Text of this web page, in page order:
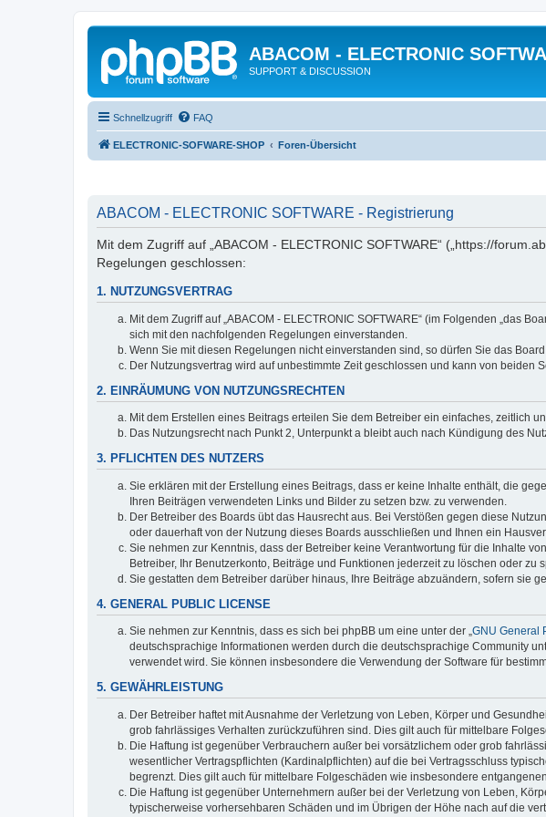
ABACOM - ELECTRONIC
SUPPORT & DISCUSSION
Schnellzugriff FAQ
ELECTRONIC-SOFWARE-SHOP Foren-Übersicht
ABACOM - ELECTRONIC SOFTWARE - Registrierung
Mit dem Zugriff auf „ABACOM - ELECTRONIC SOFTWARE“ („https://
Regelungen geschlossen:
1. NUTZUNGSVERTRAG
Mit dem Zugriff auf „ABACOM - ELECTRONIC SOFTWARE“ (im Folgenden „das
sich mit den nachfolgenden Regelungen einverstanden.
Wenn Sie mit diesen Regelungen nicht einverstanden sind, so dürfen Sie das
Der Nutzungsvertrag wird auf unbestimmte Zeit geschlossen und kann von beiden
2. EINRÄUMUNG VON NUTZUNGSRECHTEN
Mit dem Erstellen eines Beitrags erteilen Sie dem Betreiber ein einfaches, zeitlich
Das Nutzungsrecht nach Punkt 2, Unterpunkt a bleibt auch nach Kündigung des
3. PFLICHTEN DES NUTZERS
Sie erklären mit der Erstellung eines Beitrags, dass er keine Inhalte enthält, die
Ihren Beiträgen verwendeten Links und Bilder zu setzen bzw. zu verwenden.
Der Betreiber des Boards übt das Hausrecht aus. Bei Verstößen gegen diese
oder dauerhaft von der Nutzung dieses Boards ausschließen und Ihnen ein
Sie nehmen zur Kenntnis, dass der Betreiber keine Verantwortung für die Inhalte
Betreiber, Ihr Benutzerkonto, Beiträge und Funktionen jederzeit zu löschen oder zu
Sie gestatten dem Betreiber darüber hinaus, Ihre Beiträge abzuändern, sofern sie
4. GENERAL PUBLIC LICENSE
Sie nehmen zur Kenntnis, dass es sich bei phpBB um eine unter der „GNU General
deutschsprachige Informationen werden durch die deutschsprachige Community
verwendet wird. Sie können insbesondere die Verwendung der Software für
5. GEWÄHRLEISTUNG
Der Betreiber haftet mit Ausnahme der Verletzung von Leben, Körper und
grob fahrlässiges Verhalten zurückzuführen sind. Dies gilt auch für mittelbare
Die Haftung ist gegenüber Verbrauchern außer bei vorsätzlichem oder grob
wesentlicher Vertragspflichten (Kardinalpflichten) auf die bei Vertragsschluss
begrenzt. Dies gilt auch für mittelbare Folgeschäden wie insbesondere
Die Haftung ist gegenüber Unternehmern außer bei der Verletzung von Leben,
typischerweise vorhersehbaren Schäden und im Übrigen der Höhe nach auf die